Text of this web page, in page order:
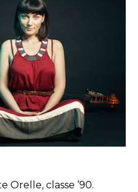
Orelle, classe ’90.